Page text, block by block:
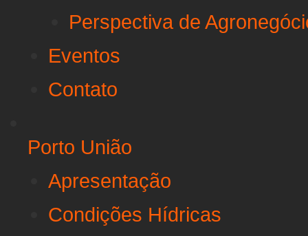
Perspectiva de
Eventos
Contato
Porto União
Apresentação
Condições Hídricas